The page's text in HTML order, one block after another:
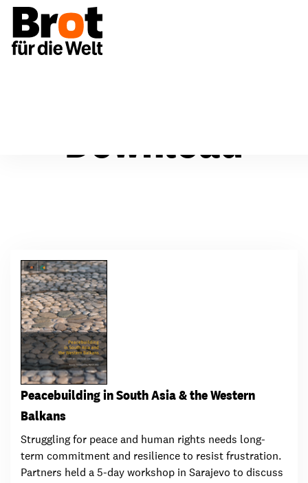
Download
Peacebuilding in South Asia & the Western
Balkans
Struggling for peace and human rights needs long-
term commitment and resilience to resist frustration.
Partners held a 5-day workshop in Sarajevo to discuss